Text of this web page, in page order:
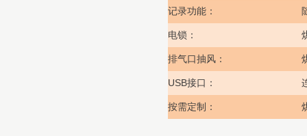
记录功能：
电锁：
排气口抽风：
USB接口：
按需定制：